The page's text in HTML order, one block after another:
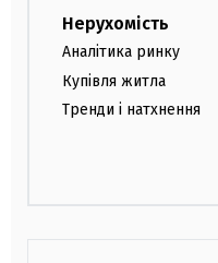
Нерухомість
Аналітика ринку
Купівля житла
Тренди і натхнення